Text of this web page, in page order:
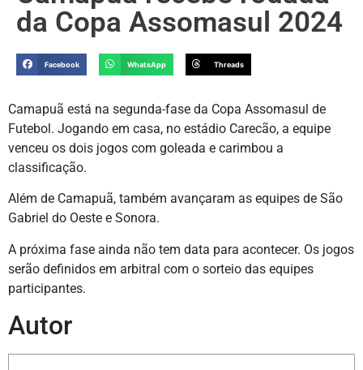
da Copa Assomasul 2024
Facebook WhatsApp Threads
Camapuã está na segunda-fase da Copa Assomasul de
Futebol. Jogando em casa, no estádio Carecão, a equipe
venceu os dois jogos com goleada e carimbou a
classificação.
Além de Camapuã, também avançaram as equipes de São
Gabriel do Oeste e Sonora.
A próxima fase ainda não tem data para acontecer. Os jogos
serão definidos em arbitral com o sorteio das equipes
participantes.
Autor